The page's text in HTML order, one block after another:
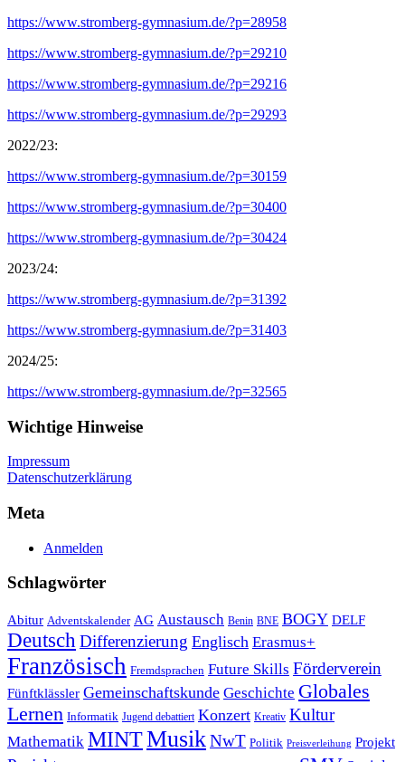
https://www.stromberg-gymnasium.de/?p=28958
https://www.stromberg-gymnasium.de/?p=29210
https://www.stromberg-gymnasium.de/?p=29216
https://www.stromberg-gymnasium.de/?p=29293
2022/23:
https://www.stromberg-gymnasium.de/?p=30159
https://www.stromberg-gymnasium.de/?p=30400
https://www.stromberg-gymnasium.de/?p=30424
2023/24:
https://www.stromberg-gymnasium.de/?p=31392
https://www.stromberg-gymnasium.de/?p=31403
2024/25:
https://www.stromberg-gymnasium.de/?p=32565
Wichtige Hinweise
Impressum
Datenschutzerklärung
Meta
Anmelden
Schlagwörter
Abitur Adventskalender AG Austausch Benin BNE BOGY DELF
DeutschDifferenzierung Englisch Erasmus+
Französisch Fremdsprachen Future Skills Förderverein
Fünftklässler Gemeinschaftskunde Geschichte Globales
Lernen Informatik Jugend debattiert Konzert Kreativ Kultur
Mathematik MINTMusikNwT Politik Preisverleihung Projekt